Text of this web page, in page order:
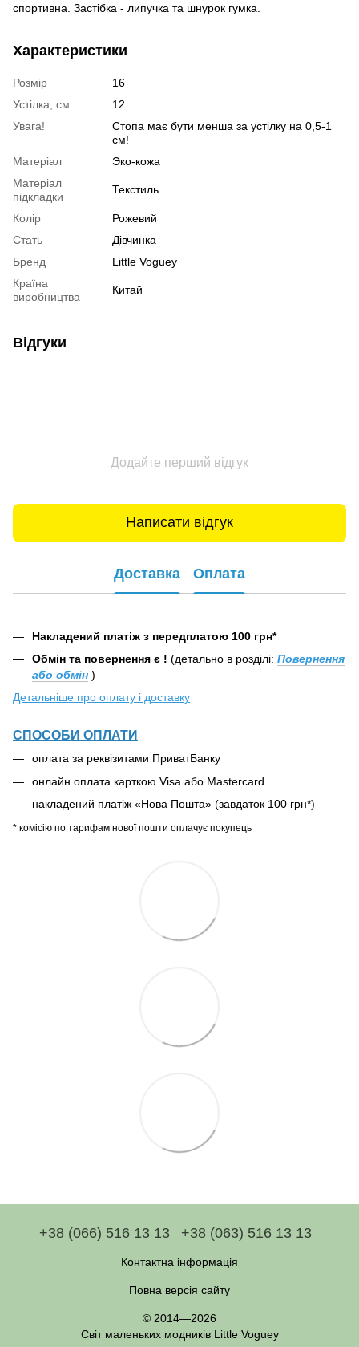
спортивна. Застібка - липучка та шнурок гумка.
Характеристики
Розмір
16
Устілка, см
12
Увага!
Стопа має бути менша за устілку на 0,5-1
см!
Матеріал
Эко-кожа
Матеріал
підкладки
Текстиль
Колір
Рожевий
Стать
Дівчинка
Бренд
Little Voguey
Країна
виробництва
Китай
Відгуки
Додайте перший відгук
Написати відгук
Доставка Оплата
Накладений платіж з передплатою 100 грн*
Обмін та повернення є ! (детально в розділі: Повернення
або обмін )
Детальніше про оплату і доставку
СПОСОБИ ОПЛАТИ
оплата за реквізитами ПриватБанку
онлайн оплата карткою Visa або Mastercard
накладений платіж «Нова Пошта» (завдаток 100 грн*)
* комісію по тарифам нової пошти оплачує покупець
+38 (066) 516 13 13 +38 (063) 516 13 13
Контактна інформація
Повна версія сайту
© 2014—2026
Світ маленьких модників Little Voguey